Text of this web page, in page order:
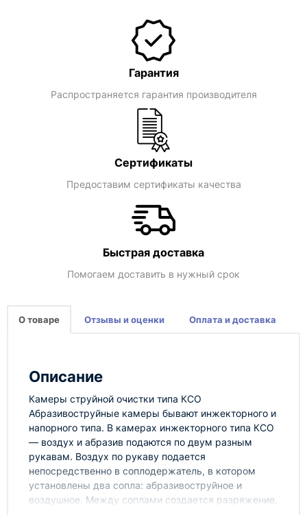
Гарантия
Распространяется гарантия производителя
Сертификаты
Предоставим сертификаты качества
Быстрая доставка
Помогаем доставить в нужный срок
О товаре Отзывы и оценки Оплата и доставка
Описание
Камеры струйной очистки типа КСО
Абразивоструйные камеры бывают инжекторного и
напорного типа. В камерах инжекторного типа КСО
— воздух и абразив подаются по двум разным
рукавам. Воздух по рукаву подается
непосредственно в соплодержатель, в котором
установлены два сопла: абразивоструйное и
воздушное. Между соплами создается разряжение,